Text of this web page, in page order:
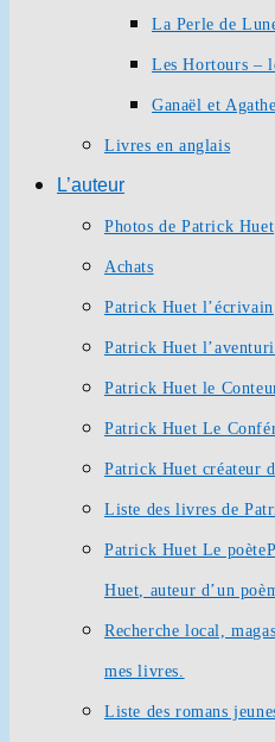
La Perle de
Les Hortours –
Ganaël et
Livres en anglais
L’auteur
Photos de Patrick Huet
Achats
Patrick Huet l’écrivain
Patrick Huet
Patrick Huet le
Patrick Huet Le
Patrick Huet créateur
Liste des livres de
Patrick Huet Le poète
Huet, auteur d’un
Recherche local,
mes livres.
Liste des romans